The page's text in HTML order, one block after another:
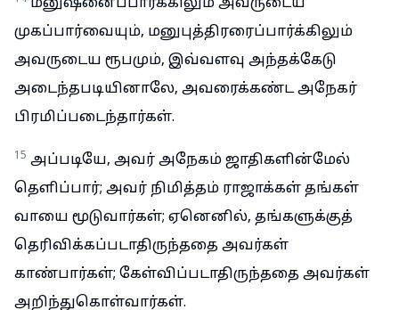
மனுஷனைப்பார்க்கிலும் அவருடைய
முகப்பார்வையும், மனுபுத்திரரைப்பார்க்கிலும்
அவருடைய ரூபமும், இவ்வளவு அந்தக்கேடு
அடைந்தபடியினாலே, அவரைக்கண்ட அநேகர்
பிரமிப்படைந்தார்கள்.
15 அப்படியே, அவர் அநேகம் ஜாதிகளின்மேல்
தெளிப்பார்; அவர் நிமித்தம் ராஜாக்கள் தங்கள்
வாயை மூடுவார்கள்; ஏனெனில், தங்களுக்குத்
தெரிவிக்கப்படாதிருந்ததை அவர்கள்
காண்பார்கள்; கேள்விப்படாதிருந்ததை அவர்கள்
அறிந்துகொள்வார்கள்.